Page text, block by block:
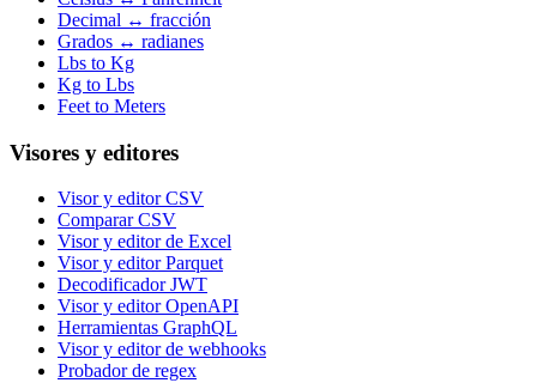
Decimal ↔ fracción
Grados ↔ radianes
Lbs to Kg
Kg to Lbs
Feet to Meters
Visores y editores
Visor y editor CSV
Comparar CSV
Visor y editor de Excel
Visor y editor Parquet
Decodificador JWT
Visor y editor OpenAPI
Herramientas GraphQL
Visor y editor de webhooks
Probador de regex